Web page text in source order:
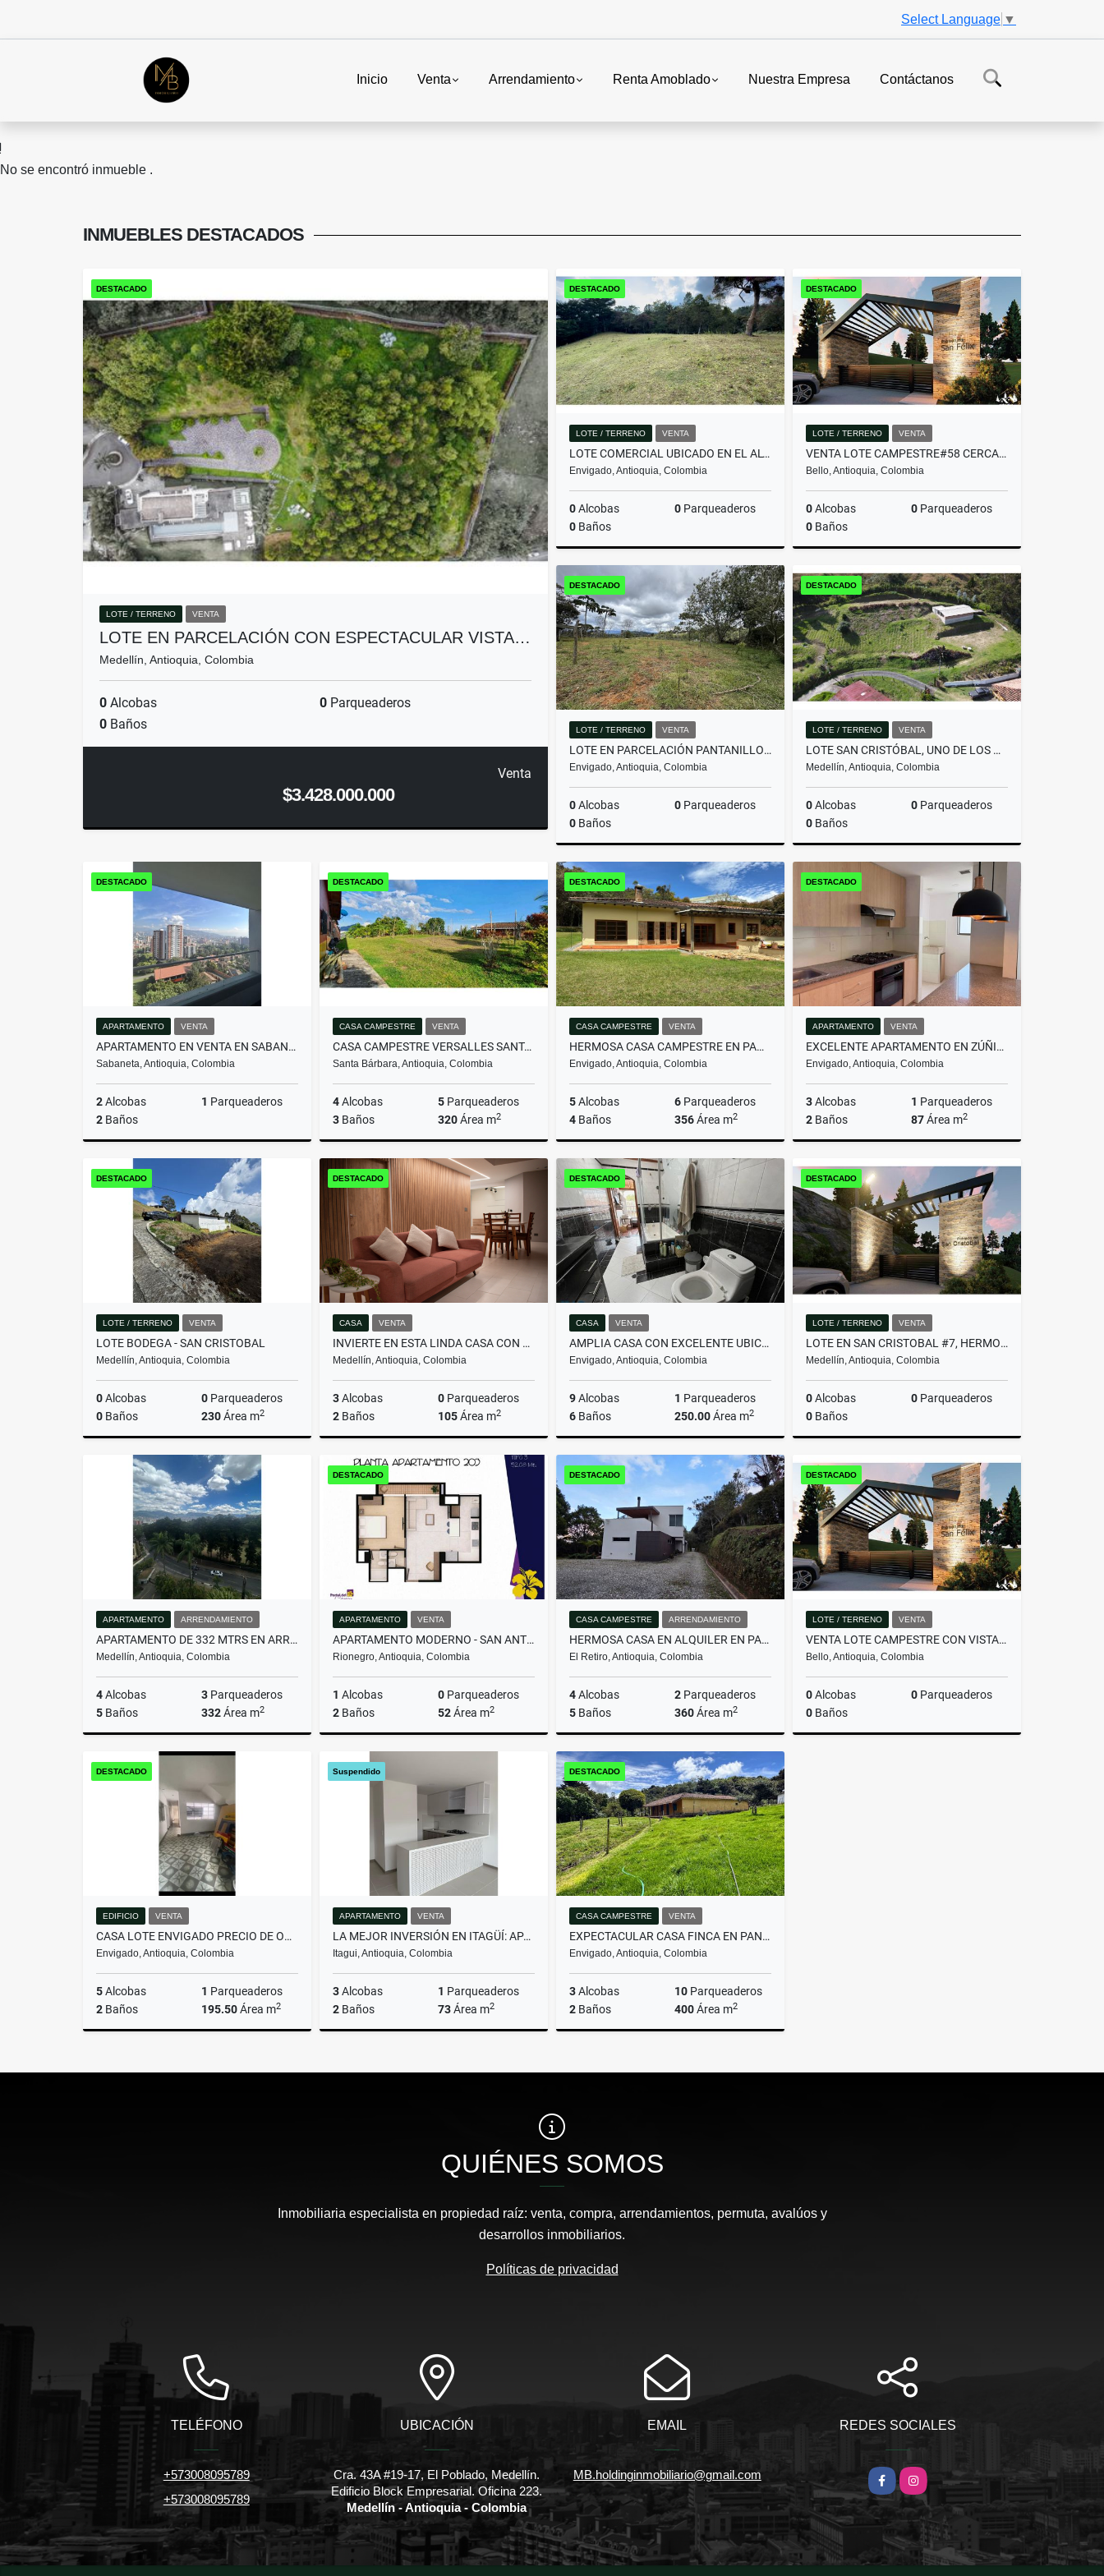
Select Language ▼
Inicio Venta Arrendamiento Renta Amoblado Nuestra Empresa Contáctanos
No se encontró inmueble .
INMUEBLES DESTACADOS
DESTACADO
LOTE / TERRENO VENTA
LOTE EN PARCELACIÓN CON ESPECTACULAR VISTA…
Medellín, Antioquia, Colombia
0 Alcobas 0 Parqueaderos
0 Baños
Venta
$3.428.000.000
DESTACADO
LOTE / TERRENO VENTA
LOTE COMERCIAL UBICADO EN EL ALTO DE PALMAS ANTES DEL PEAJE
Envigado, Antioquia, Colombia
0Alcobas 0 Parqueaderos
0 Baños
Venta
$9.999.999.999
DESTACADO
LOTE / TERRENO VENTA
VENTA LOTE CAMPESTRE#58 CERCA A MEDELLÍN, VISTA PANORÁMICA SIN PEAJE
Bello, Antioquia, Colombia
0Alcobas 0 Parqueaderos
0 Baños
Venta
$382.480.000
DESTACADO
LOTE / TERRENO VENTA
LOTE EN PARCELACIÓN PANTANILLO ENVIGADO ALTOS DE LA MANUELA
Envigado, Antioquia, Colombia
0Alcobas 0 Parqueaderos
0 Baños
Venta
$2.000.000.000
DESTACADO
LOTE / TERRENO VENTA
LOTE SAN CRISTÓBAL, UNO DE LOS MEJORES LOTES DE LA PARCELACIÓN
Medellín, Antioquia, Colombia
0Alcobas 0 Parqueaderos
0 Baños
Venta
$590.000.000
DESTACADO
APARTAMENTO VENTA
APARTAMENTO EN VENTA EN SABANETA | SECTOR EL CARMELO
Sabaneta, Antioquia, Colombia
2Alcobas 1 Parqueaderos
2 Baños
$580.000.000
DESTACADO
CASA CAMPESTRE VENTA
CASA CAMPESTRE VERSALLES SANTA BARBARA
Santa Bárbara, Antioquia, Colombia
4Alcobas 5 Parqueaderos
3 Baños 320Área m2
Venta
$465.000.000
DESTACADO
CASA CAMPESTRE VENTA
HERMOSA CASA CAMPESTRE EN PANTANILLO ENVIGADO
Envigado, Antioquia, Colombia
5Alcobas 6 Parqueaderos
4 Baños 356Área m2
Venta
$1.980.000.000
DESTACADO
APARTAMENTO VENTA
EXCELENTE APARTAMENTO EN ZÚÑIGA | UBICACIÓN ESTRATÉGICA Y SEGURA
Envigado, Antioquia, Colombia
3Alcobas 1 Parqueaderos
2 Baños 87Área m2
Venta
$780.000.000
DESTACADO
LOTE / TERRENO VENTA
LOTE BODEGA - SAN CRISTOBAL
Medellín, Antioquia, Colombia
0Alcobas 0 Parqueaderos
0 Baños 230Área m2
$563.850.000
DESTACADO
CASA VENTA
INVIERTE EN ESTA LINDA CASA CON PERMISO DE RENTAS CORTAS
Medellín, Antioquia, Colombia
3Alcobas 0 Parqueaderos
2 Baños 105Área m2
Venta
$1.200.000.000
Arrendamiento
DESTACADO
CASA VENTA
AMPLIA CASA CON EXCELENTE UBICACIÓN EN ENVIGADO!(MLS#252487)
Envigado, Antioquia, Colombia
9Alcobas 1 Parqueaderos
6 Baños 250.00Área m2
Venta
$1.100.000.000
DESTACADO
LOTE / TERRENO VENTA
LOTE EN SAN CRISTOBAL #7, HERMOSA VISTA PANORAMICA EN PARCELACION
Medellín, Antioquia, Colombia
0Alcobas 0 Parqueaderos
0 Baños
Venta
$357.480.000
APARTAMENTO ARRENDAMIENTO
APARTAMENTO DE 332 MTRS EN ARRIENDO EN EL POBLADO, MEDELLÍN
Medellín, Antioquia, Colombia
4Alcobas 3 Parqueaderos
5 Baños 332Área m2
Arrendamiento
DESTACADO
APARTAMENTO VENTA
APARTAMENTO MODERNO - SAN ANTONIO DE PEREIRA
Rionegro, Antioquia, Colombia
1 Alcobas 0 Parqueaderos
2 Baños 52Área m2
DESTACADO
CASA CAMPESTRE ARRENDAMIENTO
HERMOSA CASA EN ALQUILER EN PARCELACIÓN CAMPESTRE EN EL RETIRO
El Retiro, Antioquia, Colombia
4Alcobas 2 Parqueaderos
5 Baños 360Área m2
Arrendamiento
$13.000.000
DESTACADO
LOTE / TERRENO VENTA
VENTA LOTE CAMPESTRE CON VISTA PANORÁMICA -INVERSIÓN CERCA A MEDELLÍN.
Bello, Antioquia, Colombia
0Alcobas 0 Parqueaderos
0 Baños
DESTACADO
EDIFICIO VENTA
CASA LOTE ENVIGADO PRECIO DE OPORTUNIDAD
Envigado, Antioquia, Colombia
5Alcobas 1 Parqueaderos
2 Baños 195.50Área m2
$1.350.000.000
Suspendido
APARTAMENTO VENTA
LA MEJOR INVERSIÓN EN ITAGÜÍ: APARTAMENTO CON GRAN UBICACIÓN.
Itagui, Antioquia, Colombia
3Alcobas 1 Parqueaderos
2 Baños 73Área m2
$600.000.000
DESTACADO
CASA CAMPESTRE VENTA
EXPECTACULAR CASA FINCA EN PANTANILLO ALTO DE PALMAS
Envigado, Antioquia, Colombia
3Alcobas 10 Parqueaderos
2 Baños 400Área m2
$8.839.490.000
QUIÉNES SOMOS
Inmobiliaria especialista en propiedad raíz: venta, compra, arrendamientos, permuta, avalúos y
desarrollos inmobiliarios.
Políticas de privacidad
TELÉFONO
+573008095789
+573008095789
UBICACIÓN
Cra. 43A #19-17, El Poblado, Medellín.
Edificio Block Empresarial. Oficina 223.
Medellín - Antioquia - Colombia
EMAIL
MB.holdinginmobiliario@gmail.com
REDES SOCIALES
FacebookInstagram